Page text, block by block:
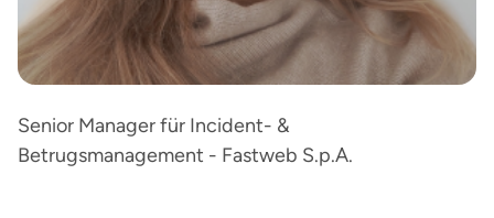
Senior Manager für Incident- &
Betrugsmanagement - Fastweb S.p.A.